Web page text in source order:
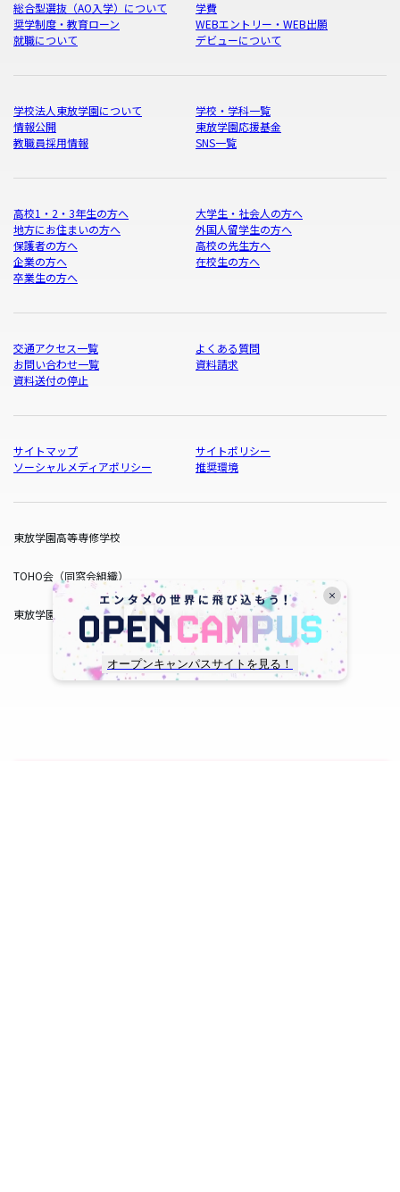
オープンキャンパスサイトを見る！
総合型選抜（AO入学）について
学費
奨学制度・教育ローン
WEBエントリー・WEB出願
就職について
デビューについて
学校法人東放学園について
学校・学科一覧
情報公開
東放学園応援基金
教職員採用情報
SNS一覧
高校1・2・3年生の方へ
大学生・社会人の方へ
地方にお住まいの方へ
外国人留学生の方へ
保護者の方へ
高校の先生方へ
企業の方へ
在校生の方へ
卒業生の方へ
交通アクセス一覧
よくある質問
お問い合わせ一覧
資料請求
資料送付の停止
サイトマップ
サイトポリシー
ソーシャルメディアポリシー
推奨環境
東放学園高等専修学校
TOHO会（同窓会組織）
東放学園サービス
copyright © TOHO GAKUEN All Rights Reserved.